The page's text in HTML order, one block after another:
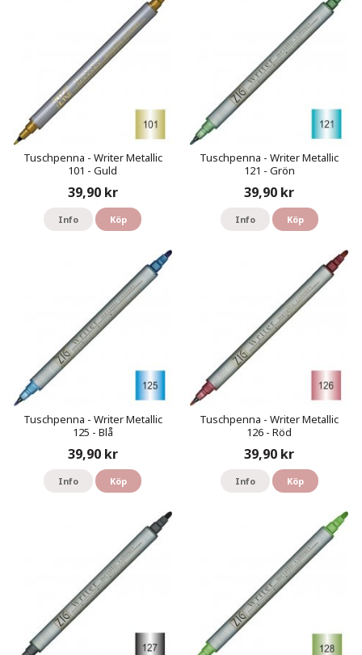
Tuschpenna - Writer Metallic
101 - Guld
39,90 kr
Info Köp
Tuschpenna - Writer Metallic
121 - Grön
39,90 kr
Info Köp
Tuschpenna - Writer Metallic
125 - Blå
39,90 kr
Info Köp
Tuschpenna - Writer Metallic
126 - Röd
39,90 kr
Info Köp